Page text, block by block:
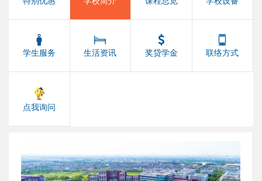
学生服务 生活资讯 奖贷学金 联络方式
点我询问